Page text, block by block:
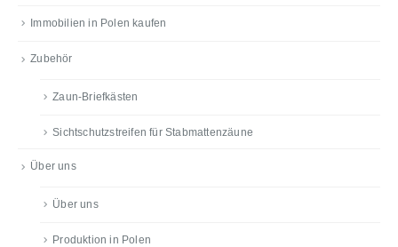
Immobilien in Polen kaufen
Zubehör
Zaun-Briefkästen
Sichtschutzstreifen für Stabmattenzäune
Über uns
Über uns
Produktion in Polen